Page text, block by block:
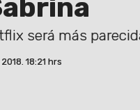
será más
2018. 18:21 hrs